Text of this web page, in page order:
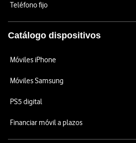
Teléfono fijo
Catálogo dispositivos
Móviles iPhone
Móviles Samsung
PS5 digital
Financiar móvil a plazos